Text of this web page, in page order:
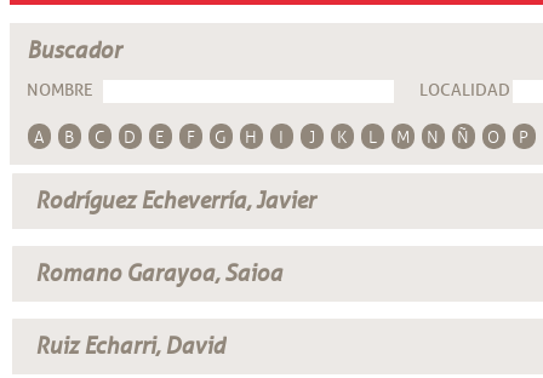
Buscador
NOMBRE LOCALIDAD
A B C D E F G H I J K L M N Ñ O P
Rodríguez Echeverría, Javier
Romano Garayoa, Saioa
Ruiz Echarri, David